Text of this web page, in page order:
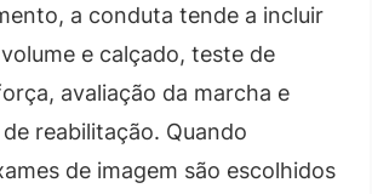
a conduta tende a incluir
e calçado, teste de
avaliação da marcha e
reabilitação. Quando
de imagem são escolhidos